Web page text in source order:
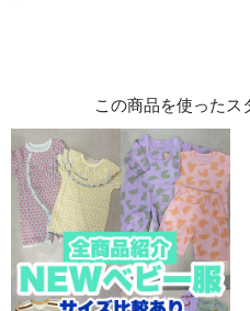
この商品を使ったス